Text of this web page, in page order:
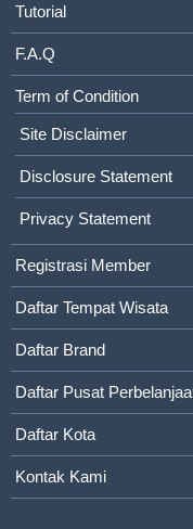
Tutorial
F.A.Q
Term of Condition
Site Disclaimer
Disclosure Statement
Privacy Statement
Registrasi Member
Daftar Tempat Wisata
Daftar Brand
Daftar Pusat
Daftar Kota
Kontak Kami